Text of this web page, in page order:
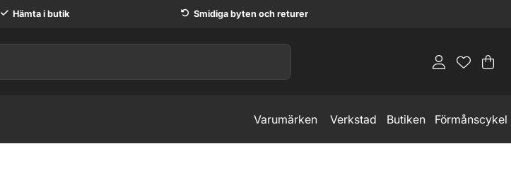
Hämta i butik Smidiga byten och returer
.
Varumärken Verkstad Butiken Förmånscykel